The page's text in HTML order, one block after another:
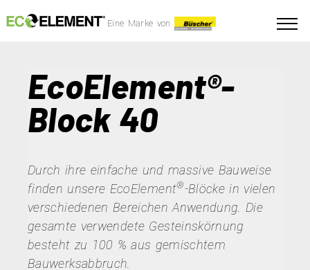
Eine Marke von
EcoElement®-
Block 40
Durch ihre einfache und massive Bauweise
finden unsere EcoElement®-Blöcke in vielen
verschiedenen Bereichen Anwendung. Die
gesamte verwendete Gesteinskörnung
besteht zu 100 % aus gemischtem
Bauwerksabbruch.